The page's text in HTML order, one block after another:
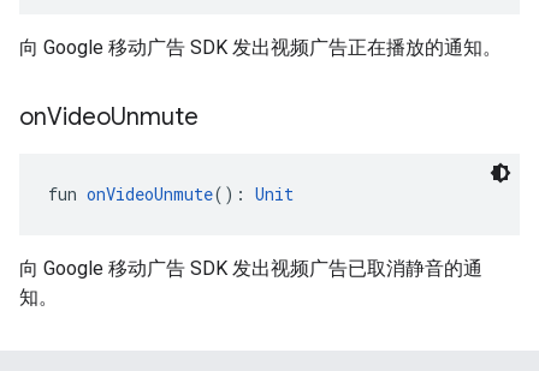
向 Google 移动广告 SDK 发出视频广告正在播放的通知。
onVideoUnmute
fun onVideoUnmute(): Unit
向 Google 移动广告 SDK 发出视频广告已取消静音的通
知。